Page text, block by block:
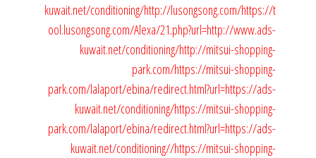
kuwait.net/conditioning/http://lusongsong.com/https://t
ool.lusongsong.com/Alexa/21.php?url=http://www.ads-
kuwait.net/conditioning/http://mitsui-shopping-
park.com/https://mitsui-shopping-
park.com/lalaport/ebina/redirect.html?url=https://ads-
kuwait.net/conditioning/https://mitsui-shopping-
park.com/lalaport/ebina/redirect.html?url=https://ads-
kuwait.net/conditioning//https://mitsui-shopping-